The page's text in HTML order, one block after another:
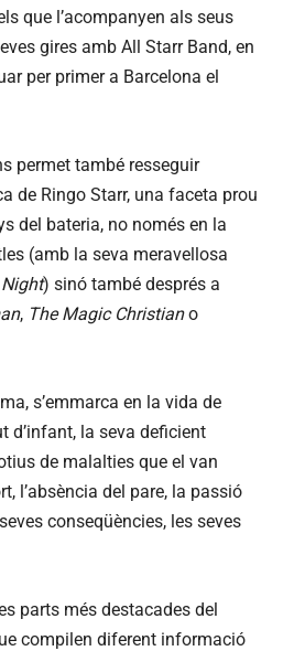
que l’acompanyen als seus
gires amb All Starr Band, en
per primer a Barcelona el
permet també resseguir
de Ringo Starr, una faceta prou
del bateria, no només en la
(amb la seva meravellosa
Night) sinó també després a
, The Magic Christiano
s’emmarca en la vida de
d’infant, la seva deficient
de malalties que el van
l’absència del pare, la passió
conseqüències, les seves
parts més destacades del
compilen diferent informació